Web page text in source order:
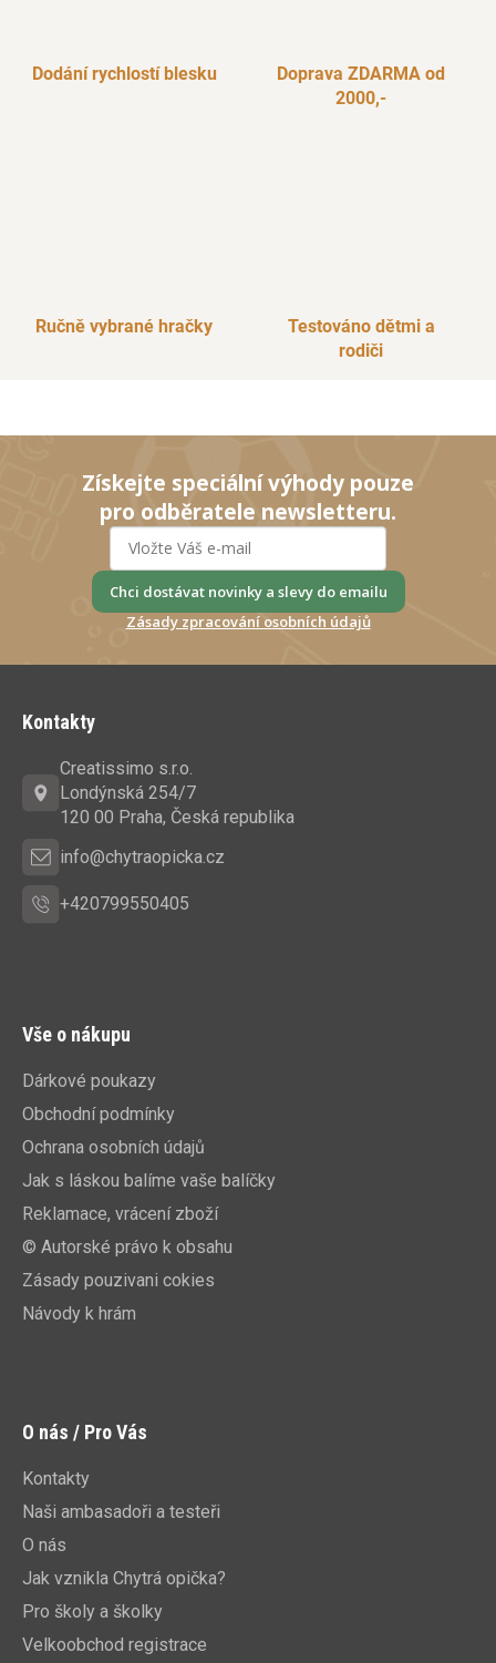
Dodání rychlostí blesku
Doprava ZDARMA od
2000,-
Ručně vybrané hračky
Testováno dětmi a
rodiči
Získejte speciální výhody pouze
pro odběratele newsletteru.
Chci dostávat novinky a slevy do emailu
Zásady zpracování osobních údajů
Kontakty
Creatissimo s.r.o.
Londýnská 254/7
120 00 Praha, Česká republika
info@chytraopicka.cz
+420799550405
Vše o nákupu
Dárkové poukazy
Obchodní podmínky
Ochrana osobních údajů
Jak s láskou balíme vaše balíčky
Reklamace, vrácení zboží
© Autorské právo k obsahu
Zásady pouzivani cokies
Návody k hrám
O nás / Pro Vás
Kontakty
Naši ambasadoři a testeři
O nás
Jak vznikla Chytrá opička?
Pro školy a školky
Velkoobchod registrace